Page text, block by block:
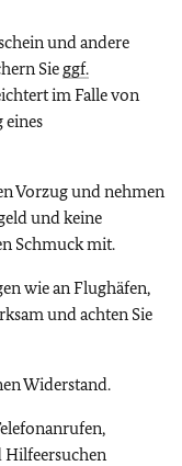
und andere
Sie ggf.
im Falle von
eines
Vorzug und nehmen
und keine
Schmuck mit.
wie an Flughäfen,
und achten Sie
Widerstand.